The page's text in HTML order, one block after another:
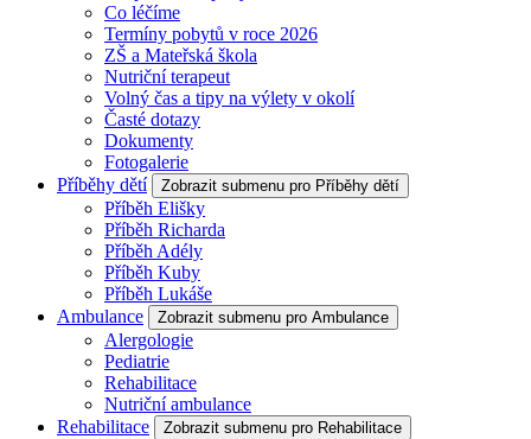
Co léčíme
Termíny pobytů v roce 2026
ZŠ a Mateřská škola
Nutriční terapeut
Volný čas a tipy na výlety v okolí
Časté dotazy
Dokumenty
Fotogalerie
Příběhy dětí
Zobrazit submenu pro Příběhy dětí
Příběh Elišky
Příběh Richarda
Příběh Adély
Příběh Kuby
Příběh Lukáše
Ambulance
Zobrazit submenu pro Ambulance
Alergologie
Pediatrie
Rehabilitace
Nutriční ambulance
Rehabilitace
Zobrazit submenu pro Rehabilitace